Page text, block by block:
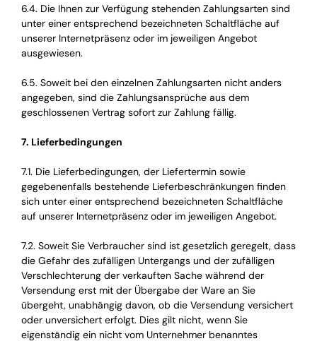
6.4. Die Ihnen zur Verfügung stehenden Zahlungsarten sind
unter einer entsprechend bezeichneten Schaltfläche auf
unserer Internetpräsenz oder im jeweiligen Angebot
ausgewiesen.
6.5. Soweit bei den einzelnen Zahlungsarten nicht anders
angegeben, sind die Zahlungsansprüche aus dem
geschlossenen Vertrag sofort zur Zahlung fällig.
7. Lieferbedingungen
7.1. Die Lieferbedingungen, der Liefertermin sowie
gegebenenfalls bestehende Lieferbeschränkungen finden
sich unter einer entsprechend bezeichneten Schaltfläche
auf unserer Internetpräsenz oder im jeweiligen Angebot.
7.2. Soweit Sie Verbraucher sind ist gesetzlich geregelt, dass
die Gefahr des zufälligen Untergangs und der zufälligen
Verschlechterung der verkauften Sache während der
Versendung erst mit der Übergabe der Ware an Sie
übergeht, unabhängig davon, ob die Versendung versichert
oder unversichert erfolgt. Dies gilt nicht, wenn Sie
eigenständig ein nicht vom Unternehmer benanntes